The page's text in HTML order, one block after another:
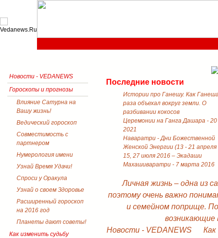
Последние новости
Истории про Ганешу. Как
раза объехал вокруг земли. О
разбивании кокосов
Церемонии на Ганга Дашара -
2021
Наваратри - Дни Божественной
Женской Энергии (13 - 21 апреля
15, 27 июля 2016 – Экадаши
Махашиваратри - 7 марта 2016
Личная жизнь – одна из
поэтому очень важно
и семейном поприще.
возникающие
Новости - VEDANEWS
Как
Новости - VEDANEWS
Гороскопы и прогнозы
Влияние Сатурна на
Вашу жизнь!
Ведический гороскоп
Совместимость с
партнером
Нумерология имени
Узнай Время Удачи!
Спроси у Оракула
Узнай о своем Здоровье
Расширенный гороскоп
на 2016 год
Планеты дают советы!
Как изменить судьбу